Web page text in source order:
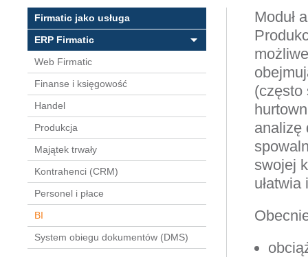
Firmatic jako usługa
ERP Firmatic
Web Firmatic
Finanse i księgowość
Handel
Produkcja
Majątek trwały
Kontrahenci (CRM)
Personel i płace
BI
System obiegu dokumentów (DMS)
Moduł
(często
analizę
swojej